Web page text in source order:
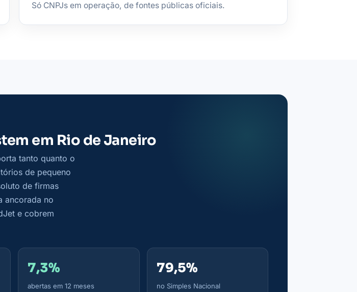
Só CNPJs em operação, de fontes públicas oficiais.
em Rio de Janeiro
tanto quanto o
de pequeno
de firmas
ancorada no
e cobrem
7,3%
abertas em 12 meses
79,5%
no Simples Nacional